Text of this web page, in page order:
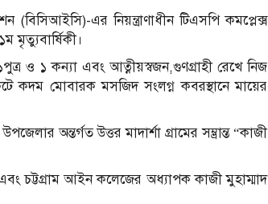
(বিসিআইসি)-এর নিয়ন্ত্রাণাধীন টিএসপি কমপ্লেক্স
মৃত্যুবার্ষিকী।
ও ১ কন্যা এবং আত্নীয়স্বজন,গুণগ্রাহী রেখে নিজ
কদম মোবারক মসজিদ সংলগ্ন কবরস্থানে মায়ের
অন্তর্গত উত্তর মাদার্শা গ্রামের সম্ভ্রান্ত “কাজী
চট্টগ্রাম আইন কলেজের অধ্যাপক কাজী মুহাম্মাদ